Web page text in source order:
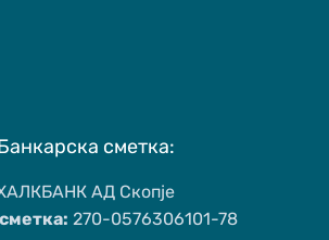
сметка:
АД Скопје
270-0576306101-78